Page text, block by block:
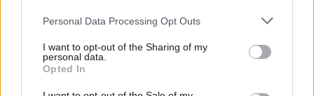
Please note that this website/app uses one or more Google
not limited to your visit or usage behaviour. You may click to
grant or deny consent to Google and its third-party tags to
use your data for below specified purposes in below Google
consent section.
Personal Data Processing Opt Outs
I want to opt-out of the Sharing of my
personal data.
Opted In